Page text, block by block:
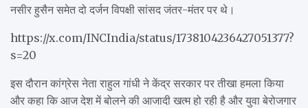
नसीर हुसैन समेत दो दर्जन विपक्षी सांसद जंतर-मंतर पर थे।
https://x.com/INCIndia/status/1738104236427051377?
s=20
इस दौरान कांग्रेस नेता राहुल गांधी ने केंद्र सरकार पर तीखा हमला किया
और कहा कि आज देश में बोलने की आजादी खत्म हो रही है और युवा बेरोजगार